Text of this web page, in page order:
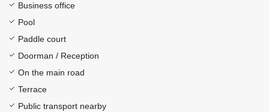
Business office
Pool
Paddle court
Doorman / Reception
On the main road
Terrace
Public transport nearby